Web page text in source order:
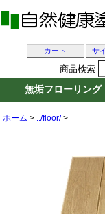
ホーム > ../floor/>
カート サ
商品検索
無垢フローリング